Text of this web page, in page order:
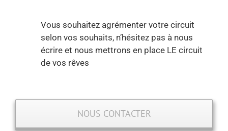
Vous souhaitez agrémenter votre circuit
selon vos souhaits, n’hésitez pas à nous
écrire et nous mettrons en place LE circuit
de vos rêves
NOUS CONTACTER